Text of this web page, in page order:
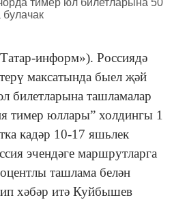
информ»). Россиядә
максатында быел җәй
билетларына ташламалар
тимер юллары” холдингы 1
кадәр 10-17 яшьлек
эчендәге маршрутларга
ташлама белән
хәбәр итә Куйбышев